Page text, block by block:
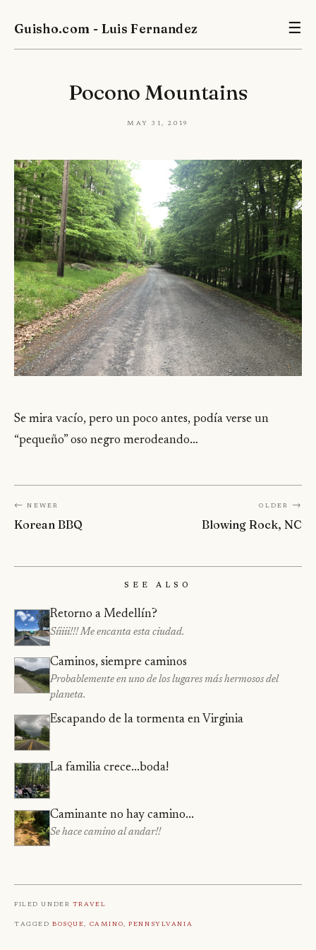
Guisho.com - Luis Fernandez ☰
Pocono Mountains
May 31, 2019
Se mira vacío, pero un poco antes, podía verse un
“pequeño” oso negro merodeando…
← Newer
Korean BBQ
Older →
Blowing Rock, NC
See Also
Retorno a Medellín?
Síiiii!!! Me encanta esta ciudad.
Caminos, siempre caminos
Probablemente en uno de los lugares más hermosos del
planeta.
Escapando de la tormenta en Virginia
La familia crece...boda!
Caminante no hay camino...
Se hace camino al andar!!
Filed under Travel
TaggedBosque, Camino,Pennsylvania